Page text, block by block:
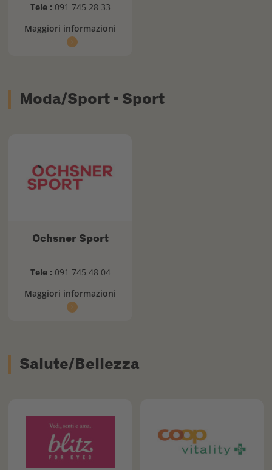
Tele : 091 745 28 33
Maggiori informazioni
Moda/Sport - Sport
Ochsner Sport
Tele : 091 745 48 04
Maggiori informazioni
Salute/Bellezza